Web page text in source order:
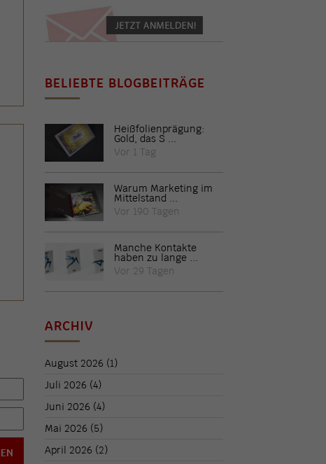
BELIEBTE BLOGBEITRÄGE
Heißfolienprägung:
Gold, das S ...
Vor 1 Tag
Warum Marketing im
Mittelstand ...
Vor 190 Tagen
Manche Kontakte
haben zu lange ...
Vor 29 Tagen
ARCHIV
August 2026 (1)
Juli 2026 (4)
Juni 2026 (4)
Mai 2026 (5)
April 2026 (2)